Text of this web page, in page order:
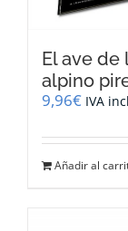
El ave
alpino
9,96€ IVA
Añadir al